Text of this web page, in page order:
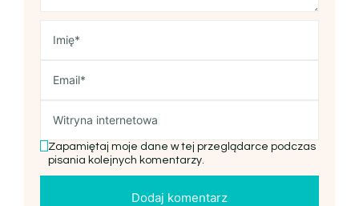
Zapamiętaj moje dane w tej przeglądarce podczas
pisania kolejnych komentarzy.